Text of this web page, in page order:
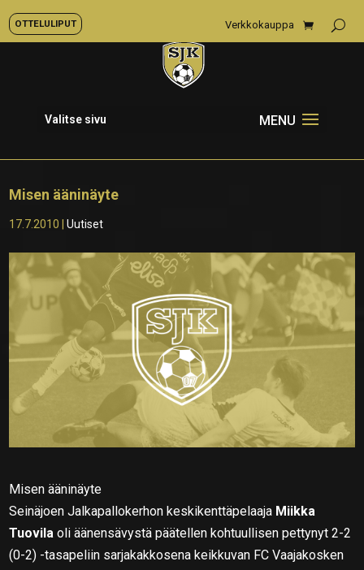
OTTELULIPUT Verkkokauppa
Valitse sivu
Misen ääninäyte
17.7.2010 |Uutiset
Misen ääninäyte
Seinäjoen Jalkapallokerhon keskikenttäpelaaja Miikka
Tuovila oli äänensävystä päätellen kohtuullisen pettynyt 2-2
(0-2) -tasapeliin sarjakakkosena keikkuvan FC Vaajakosken